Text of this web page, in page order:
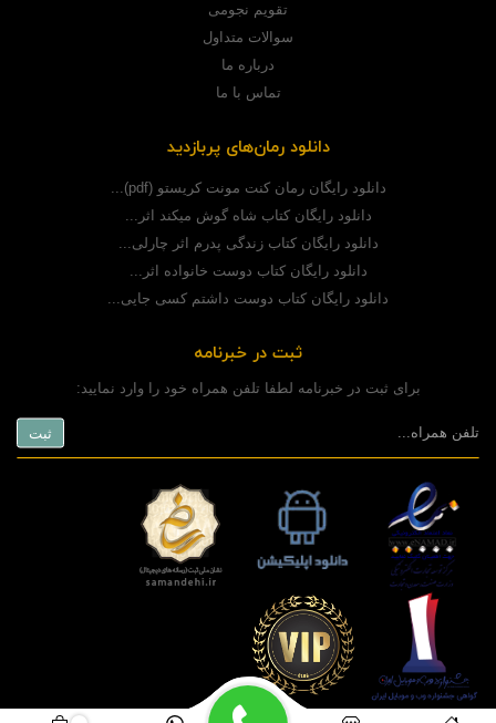
تقویم نجومی
سوالات متداول
درباره ما
تماس با ما
دانلود رمان‌های پربازدید
دانلود رایگان رمان کنت مونت کریستو (pdf)...
دانلود رایگان کتاب شاه گوش میکند اثر...
دانلود رایگان کتاب زندگی پدرم اثر چارلی...
دانلود رایگان کتاب دوست خانواده اثر...
دانلود رایگان کتاب دوست داشتم کسی جایی...
ثبت در خبرنامه
برای ثبت در خبرنامه لطفا تلفن همراه خود را وارد نمایید: